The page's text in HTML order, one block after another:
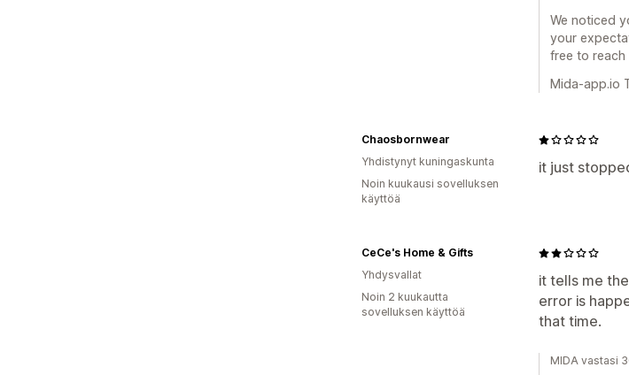
We noticed
your
free to reach
Mida-app.io
it just
Chaosbornwear
Yhdistynyt kuningaskunta
Noin kuukausi sovelluksen
käyttöä
it tells me
error is
that time.
CeCe's Home & Gifts
Yhdysvallat
Noin 2 kuukautta
sovelluksen käyttöä
MIDA vastasi